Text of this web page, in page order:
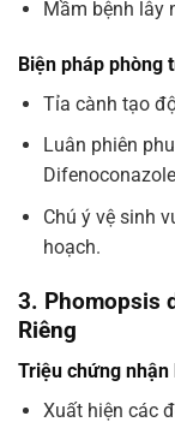
Mầm bệnh lây
Biện pháp phòng
Tỉa cành tạo
Luân phiên
Chú ý vệ sinh
hoạch.
3. Phomopsis
Riêng
Triệu chứng nhận
Xuất hiện các